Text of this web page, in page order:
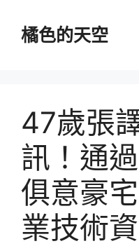
橘色的天空
47歲張
訊！通
俱意豪
業技術